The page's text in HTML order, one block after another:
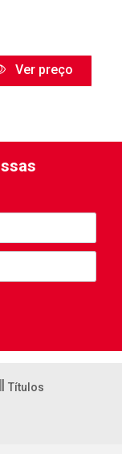
Ver preço
Títulos